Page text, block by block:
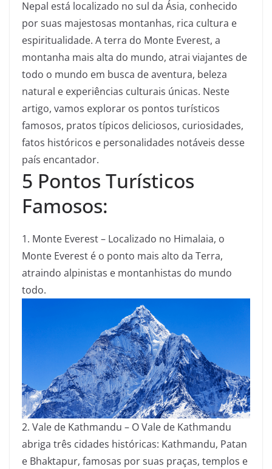
Nepal está localizado no sul da Ásia, conhecido
por suas majestosas montanhas, rica cultura e
espiritualidade. A terra do Monte Everest, a
montanha mais alta do mundo, atrai viajantes de
todo o mundo em busca de aventura, beleza
natural e experiências culturais únicas. Neste
artigo, vamos explorar os pontos turísticos
famosos, pratos típicos deliciosos, curiosidades,
fatos históricos e personalidades notáveis desse
país encantador.
5 Pontos Turísticos
Famosos:
1. Monte Everest – Localizado no Himalaia, o
Monte Everest é o ponto mais alto da Terra,
atraindo alpinistas e montanhistas do mundo
todo.
2. Vale de Kathmandu – O Vale de Kathmandu
abriga três cidades históricas: Kathmandu, Patan
e Bhaktapur, famosas por suas praças, templos e